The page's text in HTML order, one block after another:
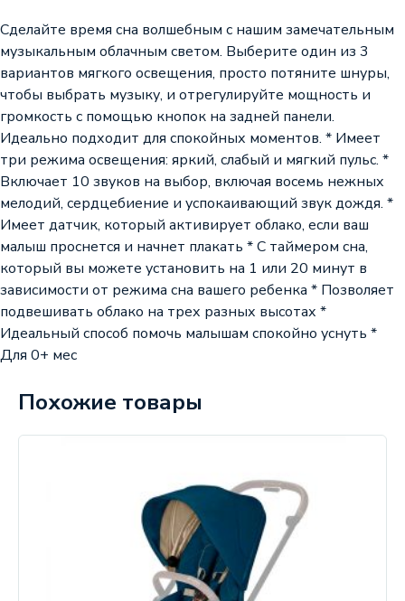
Сделайте время сна волшебным с нашим замечательным
музыкальным облачным светом. Выберите один из 3
вариантов мягкого освещения, просто потяните шнуры,
чтобы выбрать музыку, и отрегулируйте мощность и
громкость с помощью кнопок на задней панели.
Идеально подходит для спокойных моментов. * Имеет
три режима освещения: яркий, слабый и мягкий пульс. *
Включает 10 звуков на выбор, включая восемь нежных
мелодий, сердцебиение и успокаивающий звук дождя. *
Имеет датчик, который активирует облако, если ваш
малыш проснется и начнет плакать * С таймером сна,
который вы можете установить на 1 или 20 минут в
зависимости от режима сна вашего ребенка * Позволяет
подвешивать облако на трех разных высотах *
Идеальный способ помочь малышам спокойно уснуть *
Для 0+ мес
Похожие товары